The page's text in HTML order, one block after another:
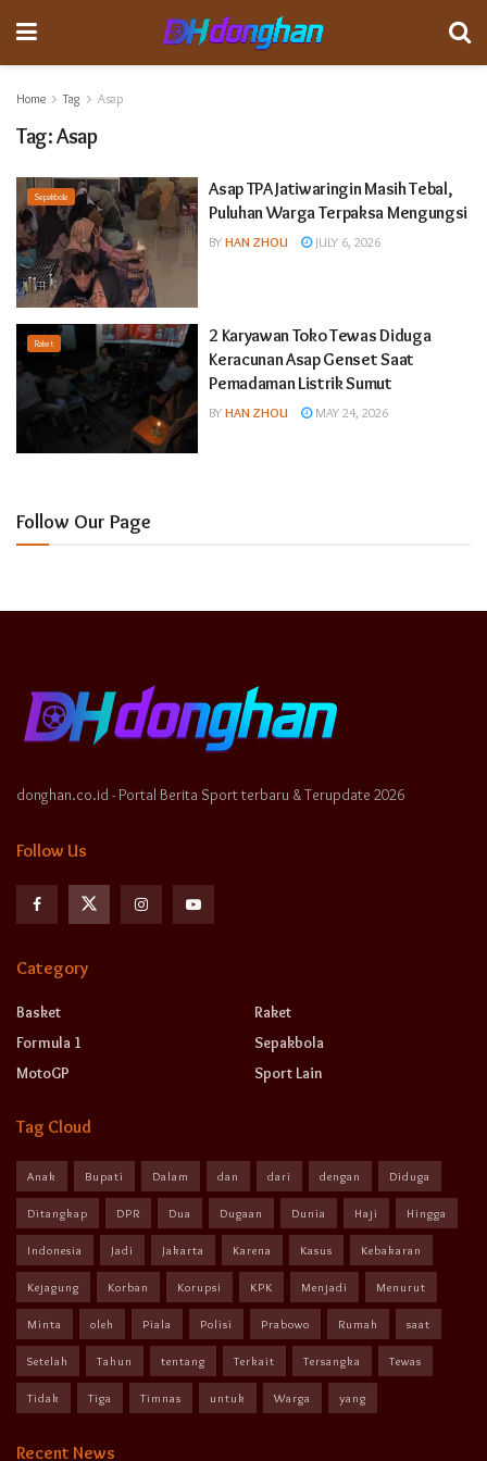
Home Tag Asap
Tag:Asap
Sepakbola
Asap TPA Jatiwaringin Masih Tebal,
Puluhan Warga Terpaksa Mengungsi
BY HAN ZHOU JULY 6, 2026
Raket
2 Karyawan Toko Tewas Diduga
Keracunan Asap Genset Saat
Pemadaman Listrik Sumut
BY HAN ZHOU MAY 24, 2026
Follow Our Page
donghan.co.id - Portal Berita Sport terbaru & Terupdate 2026
Follow Us
Category
Basket
Formula 1
MotoGP
Raket
Sepakbola
Sport Lain
Tag Cloud
Anak Bupati Dalam dan dari dengan Diduga
Ditangkap DPR Dua Dugaan Dunia Haji Hingga
Indonesia Jadi Jakarta Karena Kasus Kebakaran
Kejagung Korban Korupsi KPK Menjadi Menurut
Minta oleh Piala Polisi Prabowo Rumah saat
Setelah Tahun tentang Terkait Tersangka Tewas
Tidak Tiga Timnas untuk Warga yang
Recent News